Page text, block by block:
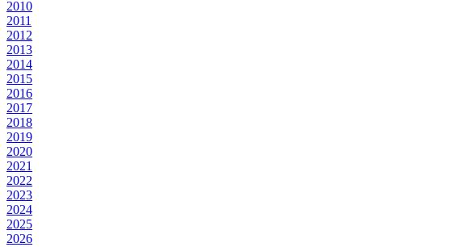
2010
2011
2012
2013
2014
2015
2016
2017
2018
2019
2020
2021
2022
2023
2024
2025
2026